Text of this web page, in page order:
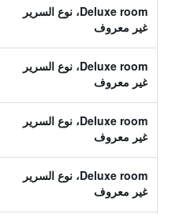
Deluxe room، نوع السرير
غير معروف
Deluxe room، نوع السرير
غير معروف
Deluxe room، نوع السرير
غير معروف
Deluxe room، نوع السرير
غير معروف